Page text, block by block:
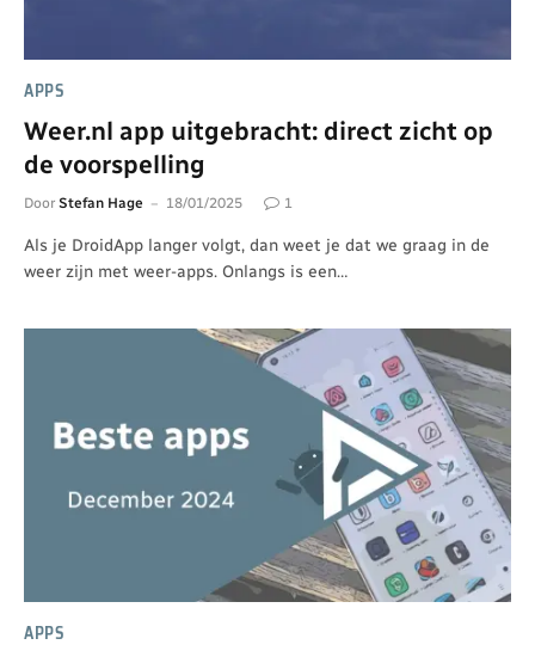
APPS
Weer.nl app uitgebracht: direct zicht op
de voorspelling
Door Stefan Hage 18/01/2025 1
Als je DroidApp langer volgt, dan weet je dat we graag in de
weer zijn met weer-apps. Onlangs is een…
APPS